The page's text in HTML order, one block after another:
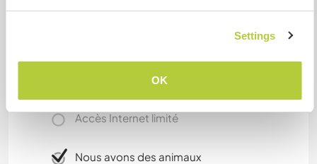
Settings
OK
Accès Internet limité
Nous avons des animaux